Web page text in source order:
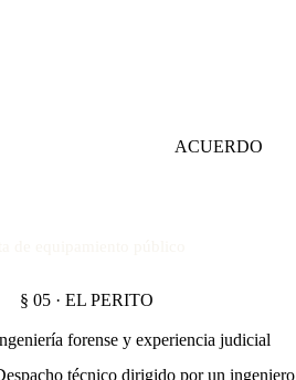
ACUERDO
§ 05 · EL PERITO
forense y experiencia judicial
técnico dirigido por un